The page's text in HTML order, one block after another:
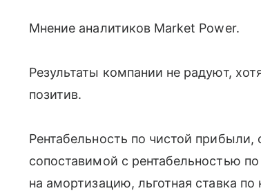
Мнение аналитиков Мarket Power.
Результаты компании не радуют,
позитив.
Рентабельность по чистой
сопоставимой с рентабельностью
на амортизацию, льготная ставка